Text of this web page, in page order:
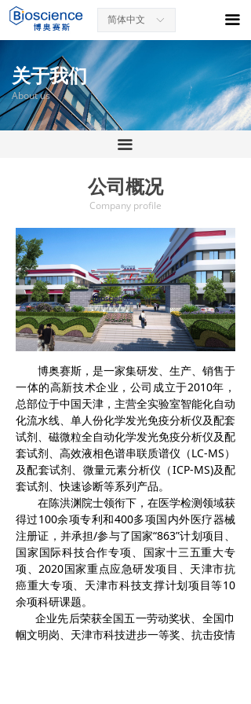
끀
ꀅ
简体中文
Company profile
博奥赛斯，是一家集研发、生产、销售于
一体的高新技术企业，公司成立于2010年，
总部位于中国天津，主营全实验室智能化自动
化流水线、单人份化学发光免疫分析仪及配套
试剂、磁微粒全自动化学发光免疫分析仪及配
套试剂、高效液相色谱串联质谱仪（LC-MS）
及配套试剂、微量元素分析仪（ICP-MS)及配
套试剂、快速诊断等系列产品。
在陈洪渊院士领衔下，在医学检测领域获
得过100余项专利和400多项国内外医疗器械
注册证，并承担/参与了国家“863”计划项目、
国家国际科技合作专项、国家十三五重大专
项、2020国家重点应急研发项目、天津市抗
癌重大专项、天津市科技支撑计划项目等10
余项科研课题。
企业先后荣获全国五一劳动奖状、全国巾
帼文明岗、天津市科技进步一等奖、抗击疫情
公司概况
关于我们
About us
끀